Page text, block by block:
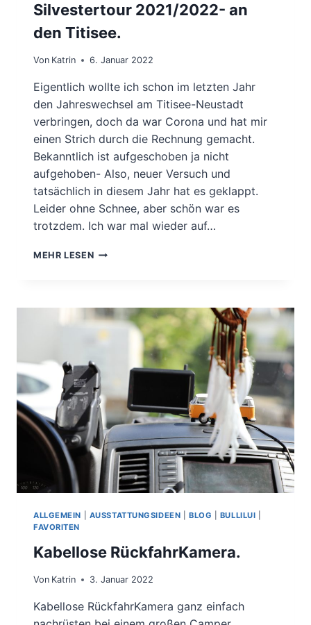
Silvestertour 2021/2022- an
den Titisee.
Von Katrin 6. Januar 2022
Eigentlich wollte ich schon im letzten Jahr
den Jahreswechsel am Titisee-Neustadt
verbringen, doch da war Corona und hat mir
einen Strich durch die Rechnung gemacht.
Bekanntlich ist aufgeschoben ja nicht
aufgehoben- Also, neuer Versuch und
tatsächlich in diesem Jahr hat es geklappt.
Leider ohne Schnee, aber schön war es
trotzdem. Ich war mal wieder auf…
MEHR LESENSILVESTERTOUR
TITISEE.
ALLGEMEIN AUSSTATTUNGSIDEEN BLOG BULLILUI
FAVORITEN
Kabellose RückfahrKamera.
Von Katrin 3. Januar 2022
Kabellose RückfahrKamera ganz einfach